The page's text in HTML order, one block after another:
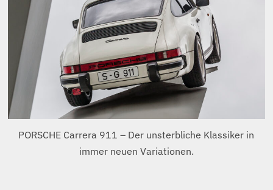
Variationen des Porsche Carrera 911.